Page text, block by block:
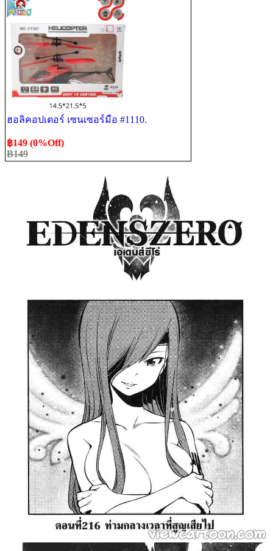
ฮอลิคอปเตอร์ เซนเซอร์มือ #1110.
฿149 (0%Off)
B149